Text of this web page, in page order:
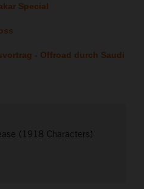
Special
- Offroad durch Saudi
(1918 Characters)